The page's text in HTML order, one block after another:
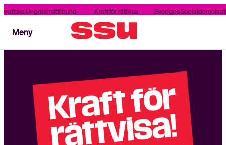
Ungdomsförbund Kraft för rättvisa Sveriges
MenyMeny